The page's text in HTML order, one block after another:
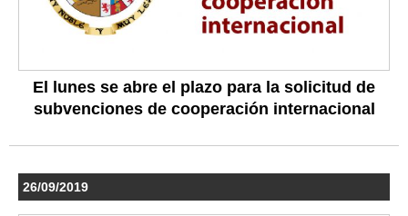
El lunes se abre el plazo para la solicitud de
subvenciones de cooperación internacional
26/09/2019